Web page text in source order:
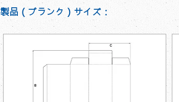
製品（ブランク）サイズ：